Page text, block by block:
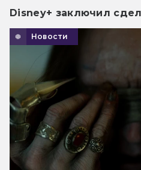
Disney+ заключил
Новости